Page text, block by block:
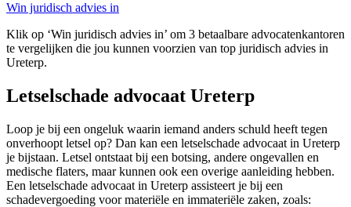
Win juridisch advies in
Klik op ‘Win juridisch advies in’ om 3 betaalbare advocatenkantoren
te vergelijken die jou kunnen voorzien van top juridisch advies in
Ureterp.
Letselschade advocaat Ureterp
Loop je bij een ongeluk waarin iemand anders schuld heeft tegen
onverhoopt letsel op? Dan kan een letselschade advocaat in Ureterp
je bijstaan. Letsel ontstaat bij een botsing, andere ongevallen en
medische flaters, maar kunnen ook een overige aanleiding hebben.
Een letselschade advocaat in Ureterp assisteert je bij een
schadevergoeding voor materiële en immateriële zaken, zoals: